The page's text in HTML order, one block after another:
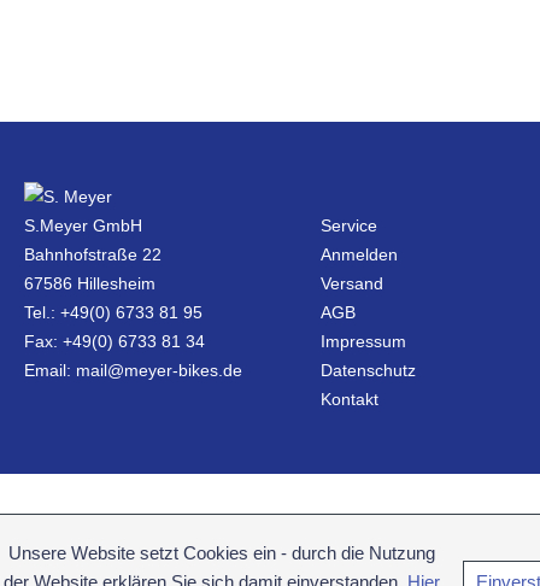
S.Meyer GmbH
Bahnhofstraße 22
67586 Hillesheim
Tel.: +49(0) 6733 81 95
Fax: +49(0) 6733 81 34
Email: mail@meyer-bikes.de
Service
Anmelden
Versand
AGB
Impressum
Datenschutz
Kontakt
Unsere Website setzt Cookies ein - durch die Nutzung
der Website erklären Sie sich damit einverstanden. Hier